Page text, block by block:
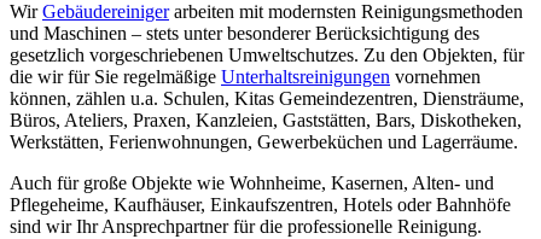
WirGebäudereinigerarbeiten mit modernsten Reinigungsmethoden
und Maschinen – stets unter besonderer Berücksichtigung des
gesetzlich vorgeschriebenen Umweltschutzes. Zu den Objekten, für
die wir für Sie regelmäßige Unterhaltsreinigungen vornehmen
können, zählen u.a. Schulen, Kitas Gemeindezentren, Diensträume,
Büros, Ateliers, Praxen, Kanzleien, Gaststätten, Bars, Diskotheken,
Werkstätten, Ferienwohnungen, Gewerbeküchen und Lagerräume.
Auch für große Objekte wie Wohnheime, Kasernen, Alten- und
Pflegeheime, Kaufhäuser, Einkaufszentren, Hotels oder Bahnhöfe
sind wir Ihr Ansprechpartner für die professionelle Reinigung.